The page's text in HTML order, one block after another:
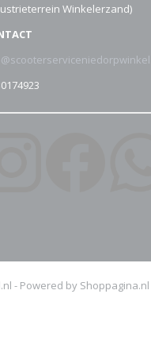
Winkelerzand)
- Powered by Shoppagina.nl